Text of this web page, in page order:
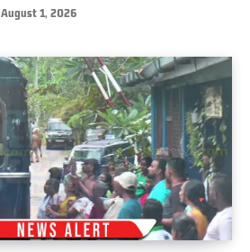
August 1, 2026